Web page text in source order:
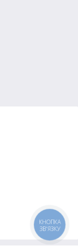
КНОПКА
ЗВ'ЯЗКУ